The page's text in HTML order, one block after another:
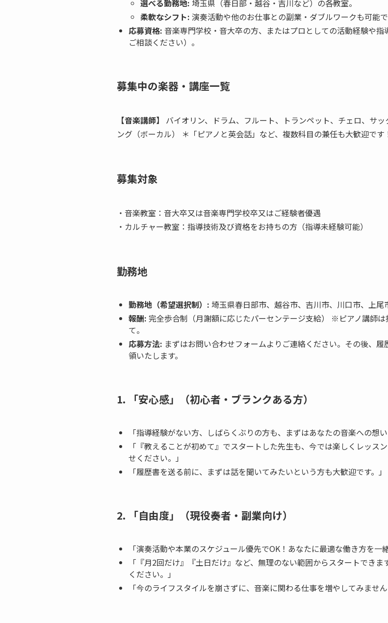
選べる勤務地: 埼玉県（春日部・越谷・吉川など）の各教室。
柔軟なシフト: 演奏活動や他のお仕事との副業・ダブルワークも可能で
応募資格: 音楽専門学校・音大卒の方、またはプロとしての活動経験や
ご相談ください）。
募集中の楽器・講座一覧
【音楽講師】
バイオリン、ドラム、フルート、トランペット、チェロ、サ
ング（ボーカル） ＊「ピアノと英会話」など、複数科目の兼任も大歓迎です
募集対象
・音楽教室：音大卒又は音楽専門学校卒又はご経験者優遇
・カルチャー教室：指導技術及び資格をお持ちの方（指導未経験可能）
勤務地
勤務地（希望選択制）: 埼玉県春日部市、越谷市、吉川市、川口市、上
報酬: 完全歩合制（月謝額に応じたパーセンテージ支給） ※ピアノ講師
て。
応募方法: まずはお問い合わせフォームよりご連絡ください。その後、
領いたします。
1. 「安心感」（初心者・ブランクある方）
「指導経験がない方、しばらくぶりの方も、まずはあなたの音楽への想
「『教えることが初めて』でスタートした先生も、今では楽しくレッス
せください。」
「履歴書を送る前に、まずは話を聞いてみたいという方も大歓迎です。」
2. 「自由度」（現役奏者・副業向け）
「演奏活動や本業のスケジュール優先でOK！あなたに最適な働き方を一
「『月2回だけ』『土日だけ』など、無理のない範囲からスタートでき
ください。」
「今のライフスタイルを崩さずに、音楽に関わる仕事を増やしてみません